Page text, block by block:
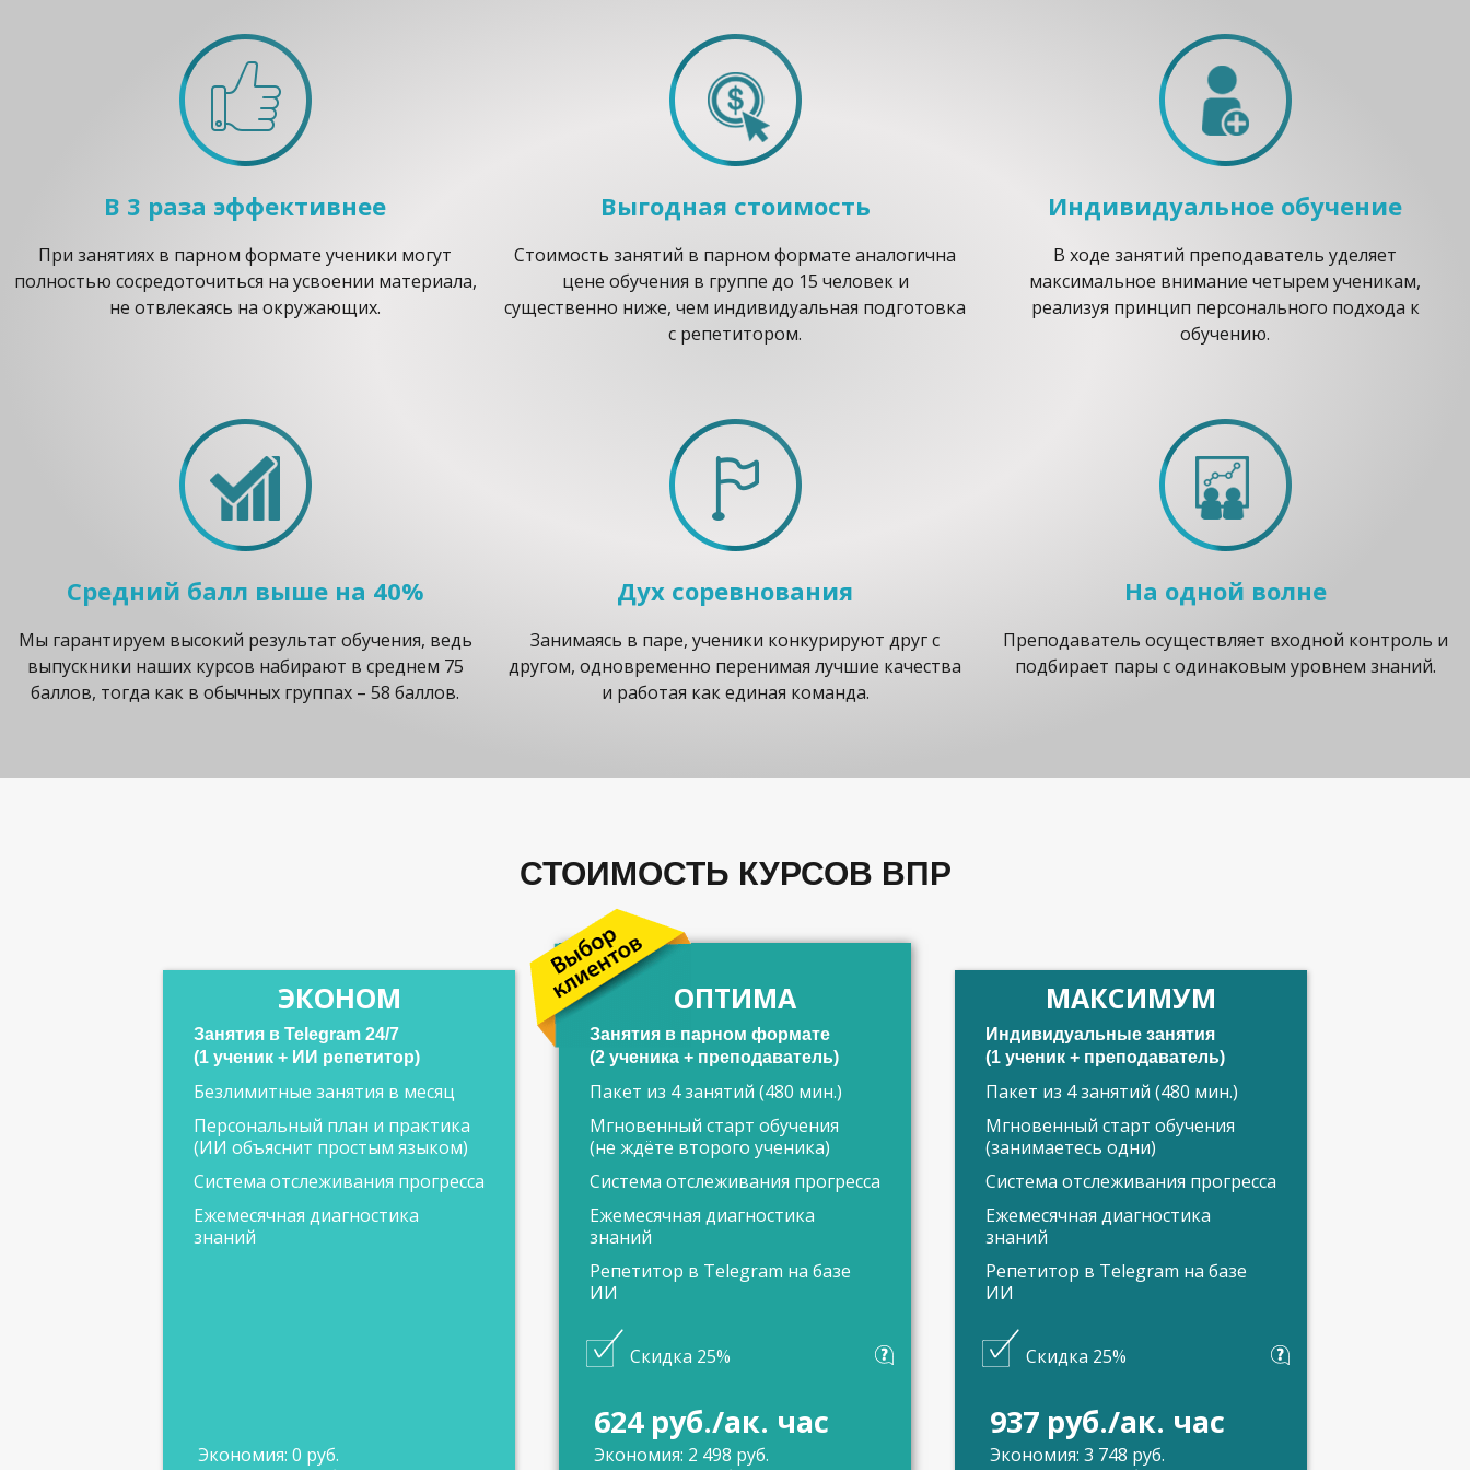
В 3 раза эффективнее
При занятиях в парном формате ученики могут
полностью сосредоточиться на усвоении материала,
не отвлекаясь на окружающих.
Выгодная стоимость
Стоимость занятий в парном формате аналогична
цене обучения в группе до 15 человек и
существенно ниже, чем индивидуальная подготовка
с репетитором.
Индивидуальное обучение
В ходе занятий преподаватель уделяет
максимальное внимание четырем ученикам,
реализуя принцип персонального подхода к
обучению.
Средний балл выше на 40%
Мы гарантируем высокий результат обучения, ведь
выпускники наших курсов набирают в среднем 75
баллов, тогда как в обычных группах – 58 баллов.
Дух соревнования
Занимаясь в паре, ученики конкурируют друг с
другом, одновременно перенимая лучшие качества
и работая как единая команда.
На одной волне
Преподаватель осуществляет входной контроль и
подбирает пары с одинаковым уровнем знаний.
СТОИМОСТЬ КУРСОВ ВПР
ЭКОНОМ
Занятия в Telegram 24/7
(1 ученик + ИИ репетитор)
Безлимитные занятия в месяц
Персональный план и практика
(ИИ объяснит простым языком)
Система отслеживания прогресса
Ежемесячная диагностика
знаний
Экономия: 0 руб.
ОПТИМА
Занятия в парном формате
(2 ученика + преподаватель)
Пакет из 4 занятий (480 мин.)
Мгновенный старт обучения
(не ждёте второго ученика)
Система отслеживания прогресса
Ежемесячная диагностика
знаний
Репетитор в Telegram на базе
ИИ
Скидка 25%
624 руб./ак. час
Экономия: 2 498 руб.
МАКСИМУМ
Индивидуальные занятия
(1 ученик + преподаватель)
Пакет из 4 занятий (480 мин.)
Мгновенный старт обучения
(занимаетесь одни)
Система отслеживания прогресса
Ежемесячная диагностика
знаний
Репетитор в Telegram на базе
ИИ
Скидка 25%
937 руб./ак. час
Экономия: 3 748 руб.